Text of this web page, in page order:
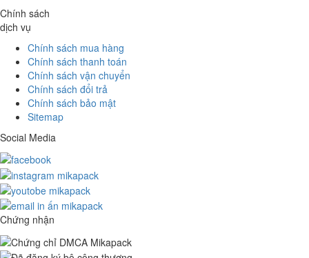
Chính sách
dịch vụ
Chính sách mua hàng
Chính sách thanh toán
Chính sách vận chuyển
Chính sách đổi trả
Chính sách bảo mật
Sitemap
Social Media
Chứng nhận